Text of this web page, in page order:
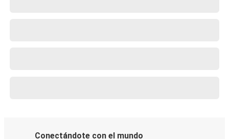
Conectándote con el mundo